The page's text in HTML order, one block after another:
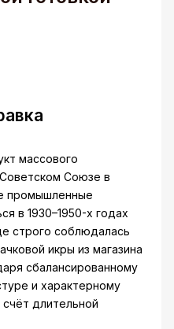
массового
Союзе в
промышленные
в 1930–1950-х годах
строго соблюдалась
икры из магазина
сбалансированному
и характерному
длительной